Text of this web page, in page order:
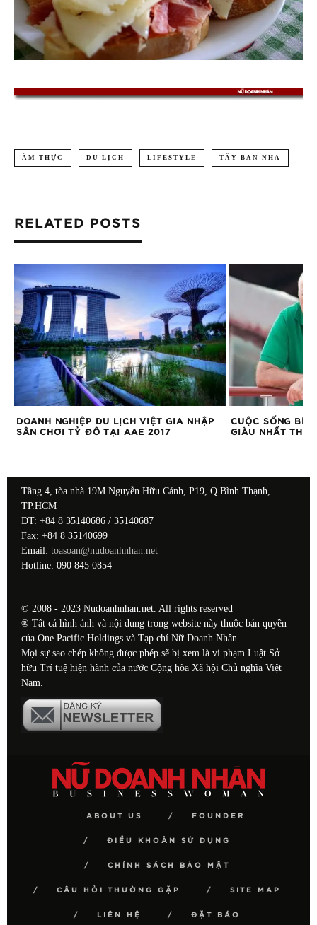
ẨM THỰC DU LỊCH LIFESTYLE TÂY BAN NHA
RELATED POSTS
DOANH NGHIỆP DU LỊCH VIỆT GIA NHẬP
SÂN CHƠI TỶ ĐÔ TẠI AAE 2017
CUỘC SỐNG BÍ
GIÀU NHẤT THẾ
Tầng 4, tòa nhà 19M Nguyễn Hữu Cảnh, P19, Q.Bình Thạnh,
TP.HCM
ĐT: +84 8 35140686 / 35140687
Fax: +84 8 35140699
Email: toasoan@nudoanhnhan.net
Hotline: 090 845 0854
© 2008 - 2023 Nudoanhnhan.net. All rights reserved
® Tất cả hình ảnh và nội dung trong website này thuộc bản quyền
của One Pacific Holdings và Tạp chí Nữ Doanh Nhân.
Mọi sự sao chép không được phép sẽ bị xem là vi phạm Luật Sở
hữu Trí tuệ hiện hành của nước Cộng hòa Xã hội Chủ nghĩa Việt
Nam.
ABOUT US FOUNDER
ĐIỀU KHOẢN SỬ DỤNG
CHÍNH SÁCH BẢO MẬT
CÂU HỎI THƯỜNG GẶP SITE MAP
LIÊN HỆ ĐẶT BÁO